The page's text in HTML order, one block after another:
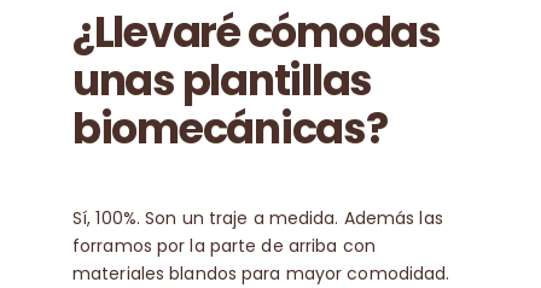
¿Llevaré cómodas
unas plantillas
biomecánicas?
Sí, 100%. Son un traje a medida. Además las
forramos por la parte de arriba con
materiales blandos para mayor comodidad.